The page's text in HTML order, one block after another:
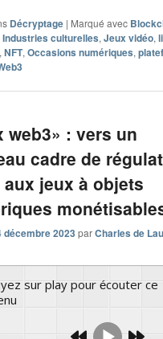
Décryptage | Marqué avec
Industries culturelles,Jeux vidéo,
,NFT,Occasions numériques,
web3» : vers un
cadre de
jeux à objets
décembre 2023 parCharles de